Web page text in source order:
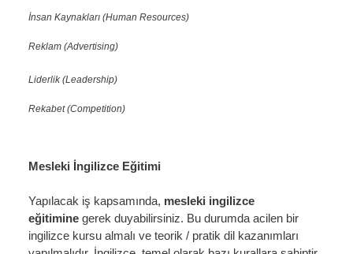
İnsan Kaynakları (Human Resources)
Reklam (Advertising)
Liderlik (Leadership)
Rekabet (Competition)
Mesleki İngilizce Eğitimi
Yapılacak iş kapsamında, mesleki ingilizce
eğitimine gerek duyabilirsiniz. Bu durumda acilen bir
ingilizce kursu almalı ve teorik / pratik dil kazanımları